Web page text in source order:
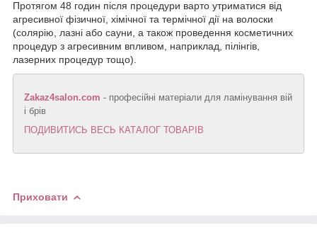
Протягом 48 годин після процедури варто утриматися від
агресивної фізичної, хімічної та термічної дії на волоски
(солярію, лазні або сауни, а також проведення косметичних
процедур з агресивним впливом, наприклад, пілінгів,
лазерних процедур тощо).
Zakaz4salon.com - професійні матеріали для ламінування вій
і брів
ПОДИВИТИСЬ ВЕСЬ КАТАЛОГ ТОВАРІВ
Приховати